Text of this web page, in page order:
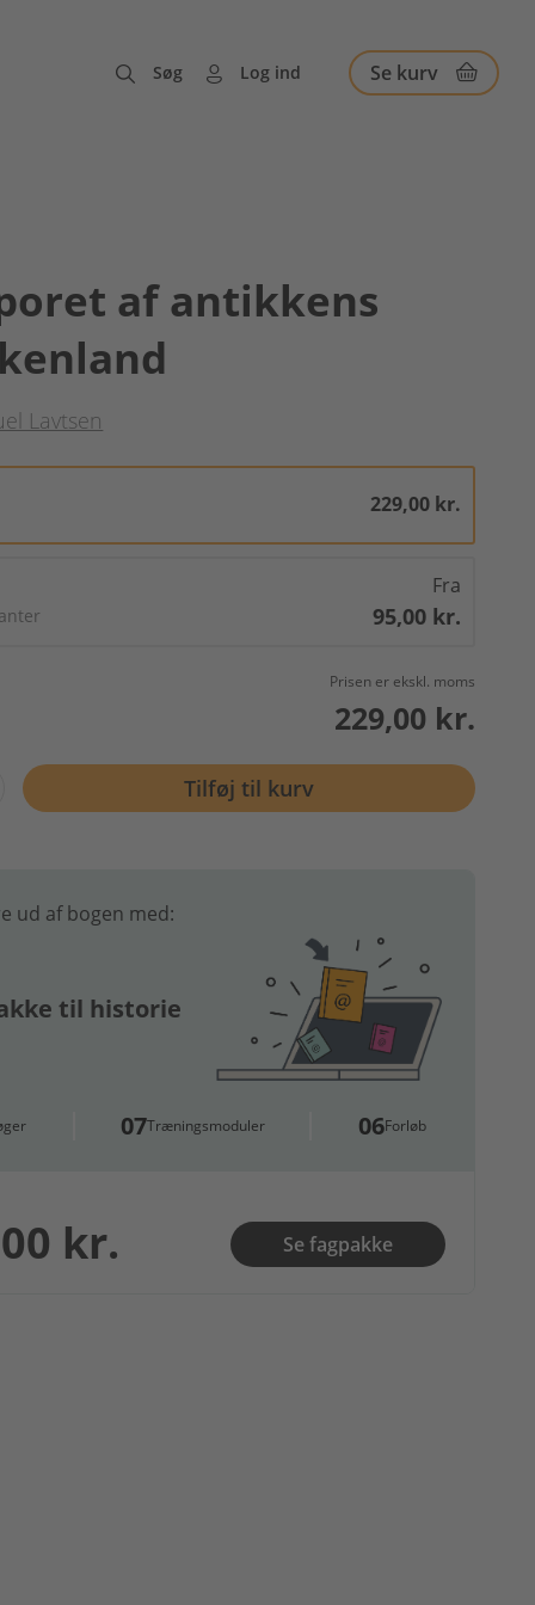
Søg Log ind Se kurv
af antikkens
Lavtsen
229,00 kr.
Fra
95,00 kr.
Prisen er ekskl. moms
229,00 kr.
Tilføj til kurv
ud af bogen med:
til historie
07Træningsmoduler 06Forløb
kr. Se fagpakke